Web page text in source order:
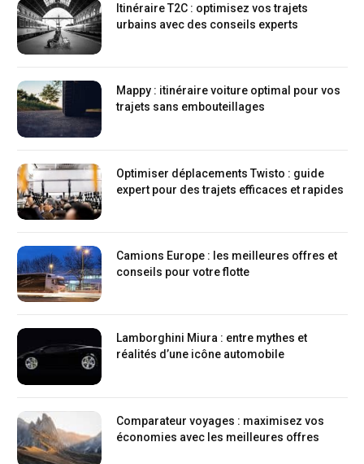
Itinéraire T2C : optimisez vos trajets
urbains avec des conseils experts
Mappy : itinéraire voiture optimal pour vos
trajets sans embouteillages
Optimiser déplacements Twisto : guide
expert pour des trajets efficaces et rapides
Camions Europe : les meilleures offres et
conseils pour votre flotte
Lamborghini Miura : entre mythes et
réalités d’une icône automobile
Comparateur voyages : maximisez vos
économies avec les meilleures offres